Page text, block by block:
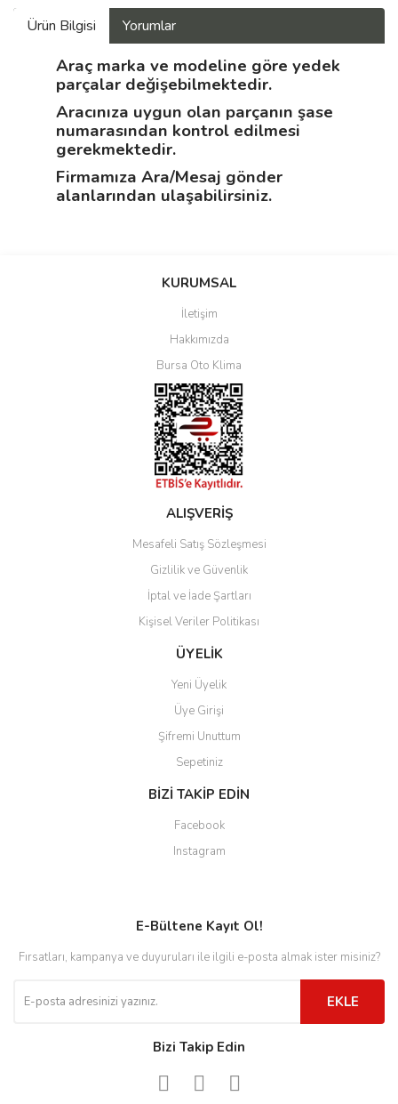
Ürün Bilgisi Yorumlar
Araç marka ve modeline göre yedek
parçalar değişebilmektedir.
Aracınıza uygun olan parçanın şase
numarasından kontrol edilmesi
gerekmektedir.
Firmamıza Ara/Mesaj gönder
alanlarından ulaşabilirsiniz.
Bu ürüne ilk yorumu siz yapın!
Yorum Yaz
KURUMSAL
İletişim
Hakkımızda
Bursa Oto Klima
ALIŞVERİŞ
Mesafeli Satış Sözleşmesi
Gizlilik ve Güvenlik
İptal ve İade Şartları
Kişisel Veriler Politikası
ÜYELİK
Yeni Üyelik
Üye Girişi
Şifremi Unuttum
Sepetiniz
BİZİ TAKİP EDİN
Facebook
Instagram
E-Bültene Kayıt Ol!
Fırsatları, kampanya ve duyuruları ile ilgili e-posta almak ister misiniz?
EKLE
Bizi Takip Edin